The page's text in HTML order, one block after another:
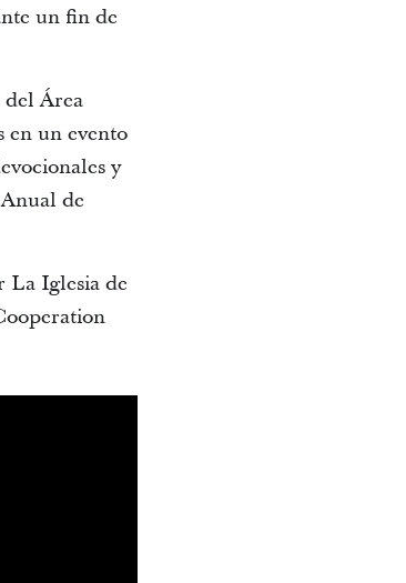
un fin de
del Área
en un evento
y
de
La Iglesia de